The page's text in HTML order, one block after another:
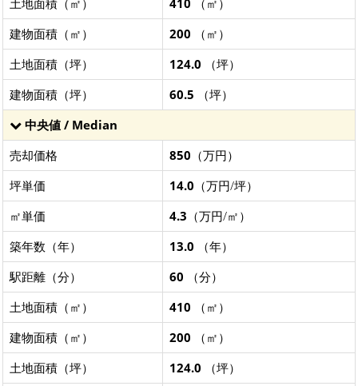
土地面積（㎡） 410 （㎡）
建物面積（㎡）
200 （㎡）
土地面積（坪）
124.0 （坪）
建物面積（坪）
60.5 （坪）
中央値 / Median
売却価格
850 （万円）
坪単価
14.0 （万円/坪）
㎡単価
4.3 （万円/㎡）
築年数（年）
13.0 （年）
駅距離（分）
60 （分）
土地面積（㎡）
410 （㎡）
建物面積（㎡）
200 （㎡）
土地面積（坪）
124.0 （坪）